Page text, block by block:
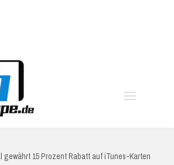
gewährt 15 Prozent Rabatt auf iTunes-Karten